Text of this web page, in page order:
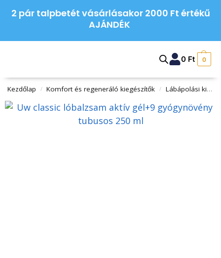
2 pár talpbetét vásárlásakor 2000 Ft értékű
AJÁNDÉK
0 Ft 0
Kezdőlap / Komfort és regeneráló kiegészítők / Lábápolási kiegészítők